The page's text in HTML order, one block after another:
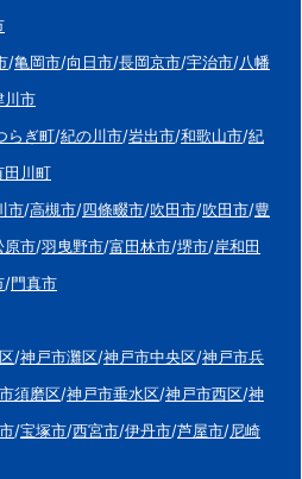
/亀岡市/向日市/長岡京市/宇治市/八幡
川市
らぎ町/紀の川市/岩出市/和歌山市/紀
田川町
市/高槻市/四條畷市/吹田市/吹田市/豊
原市/羽曳野市/富田林市/堺市/岸和田
/門真市
/神戸市灘区/神戸市中央区/神戸市兵
須磨区/神戸市垂水区/神戸市西区/神
/宝塚市/西宮市/伊丹市/芦屋市/尼崎